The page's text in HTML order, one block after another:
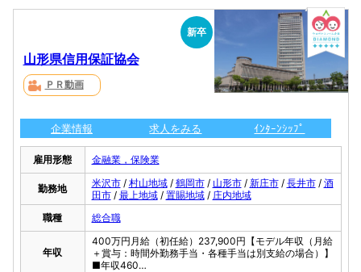
新卒
山形県信用保証協会
ＰＲ動画
企業情報 求人をみる ｲﾝﾀｰﾝｼｯﾌﾟ
雇用形態 金融業，保険業
勤務地 米沢市/ 村山地域/ 鶴岡市/ 山形市/ 新庄市/ 長井市/ 酒
田市/ 最上地域/ 置賜地域/ 庄内地域
職種
総合職
年収
400万円月給（初任給）237,900円【モデル年収（月給
＋賞与：時間外勤務手当・各種手当は別支給の場合）】
■年収460…